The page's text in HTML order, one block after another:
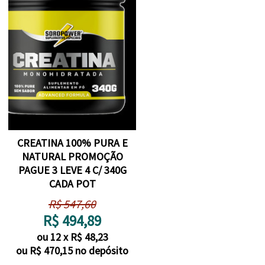
CREATINA 100% PURA E
NATURAL PROMOÇÃO
PAGUE 3 LEVE 4 C/ 340G
CADA POT
R$547,60
R$ 494,89
ou 12x R$ 48,23
ou R$ 470,15 no depósito